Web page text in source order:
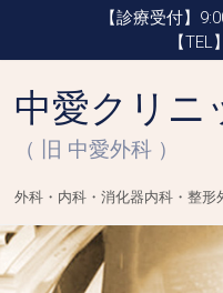
【診療受付】
【
中愛クリニ
（ 旧 中愛外科 ）
外科・内科・消化器内科・整形